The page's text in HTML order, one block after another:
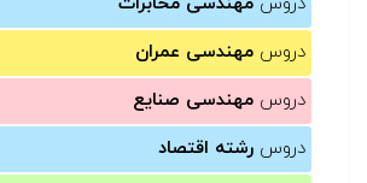
دروس مهندسی عمران
دروس مهندسی صنایع
دروس رشته اقتصاد